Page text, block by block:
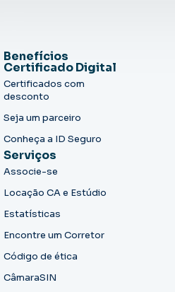
Benefícios
Certificado Digital
Certificados com
desconto
Seja um parceiro
Conheça a ID Seguro
Serviços
Associe-se
Locação CA e Estúdio
Estatísticas
Encontre um Corretor
Código de ética
CâmaraSIN